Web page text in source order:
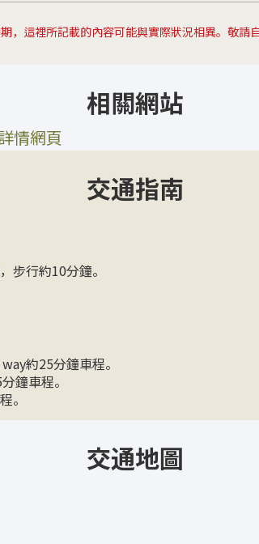
，這裡所記載的內容可能與實際狀況相異。敬請
相關網站
情網頁
交通指南
步行約10分鐘。
約25分鐘車程。
鐘車程。
。
交通地圖